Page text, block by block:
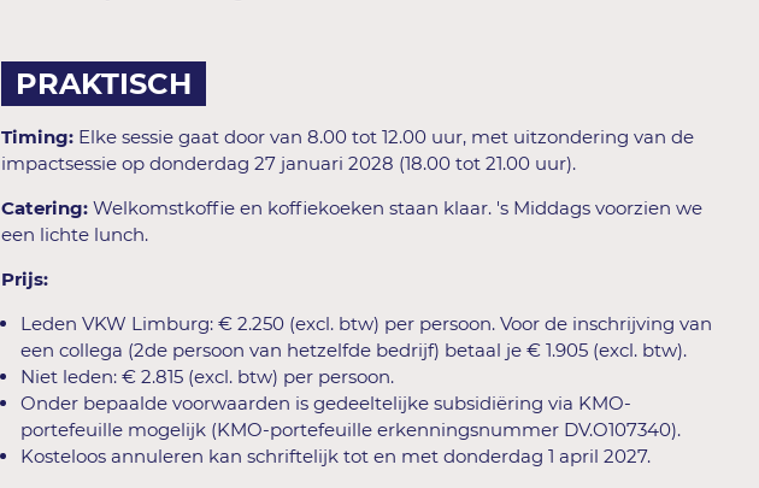
PRAKTISCH
Timing:Elke sessie gaat door van 8.00 tot 12.00 uur, met uitzondering van de
impactsessie op donderdag 27 januari 2028 (18.00 tot 21.00 uur).
Catering: Welkomstkoffie en koffiekoeken staan klaar. 's Middags voorzien we
een lichte lunch.
Prijs:
Leden VKW Limburg: € 2.250 (excl. btw) per persoon. Voor de inschrijving van
een collega (2de persoon van hetzelfde bedrijf) betaal je € 1.905 (excl. btw).
Niet leden: € 2.815 (excl. btw) per persoon.
Onder bepaalde voorwaarden is gedeeltelijke subsidiëring via KMO-
portefeuille mogelijk (KMO-portefeuille erkenningsnummer DV.O107340).
Kosteloos annuleren kan schriftelijk tot en met donderdag 1 april 2027.